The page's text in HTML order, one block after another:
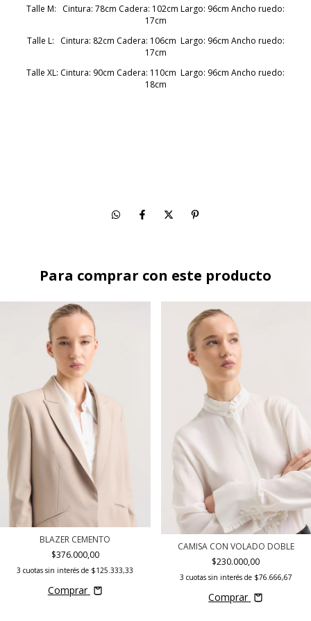
Talle M: Cintura: 78cm Cadera: 102cm Largo: 96cm Ancho ruedo:
17cm
Talle L: Cintura: 82cm Cadera: 106cm Largo: 96cm Ancho ruedo:
17cm
Talle XL: Cintura: 90cm Cadera: 110cm Largo: 96cm Ancho ruedo:
18cm
Para comprar con este producto
BLAZER CEMENTO
$376.000,00
3 cuotas sin interés de $125.333,33
Comprar
CAMISA CON VOLADO DOBLE
$230.000,00
3 cuotas sin interés de $76.666,67
Comprar